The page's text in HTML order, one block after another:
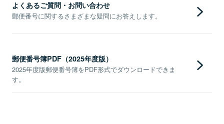
よくあるご質問・お問い合わせ
郵便番号に関するさまざまな疑問にお答えします。
郵便番号簿PDF（2025年度版）
2025年度版郵便番号簿をPDF形式でダウンロードできま
す。